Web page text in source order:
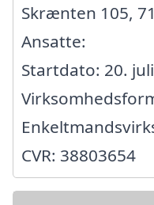
Skrænten 105,
Ansatte:
Startdato: 20.
CVR: 38803654